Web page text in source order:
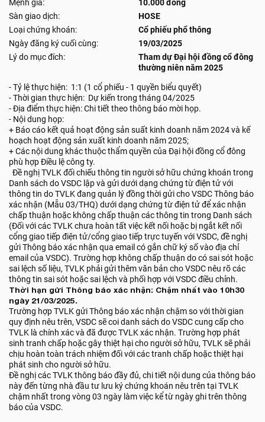
Mệnh giá:
10.000 đồng
Sàn giao dịch:
HOSE
Loại chứng khoán:
Cổ phiếu phổ thông
Ngày đăng ký cuối cùng:
19/03/2025
Lý do mục đích:
Tham dự Đại hội đồng cổ đông
thường niên năm 2025
- Tỷ lệ thực hiện: 1:1 (1 cổ phiếu - 1 quyền biểu quyết)
- Thời gian thực hiện: Dự kiến trong tháng 04/2025
- Địa điểm thực hiện: Chi tiết theo thông báo mời họp.
- Nội dung họp:
+ Báo cáo kết quả hoạt động sản suất kinh doanh năm 2024 và kế
hoạch hoạt động sản xuất kinh doanh năm 2025;
+ Các nội dung khác thuộc thẩm quyền của Đại hội đồng cổ đông
phù hợp Điều lệ công ty.
Đề nghị TVLK đối chiếu thông tin người sở hữu chứng khoán trong
Danh sách do VSDC lập và gửi dưới dạng chứng từ điện tử với
thông tin do TVLK đang quản lý đồng thời gửi cho VSDC Thông báo
xác nhận (Mẫu 03/THQ) dưới dạng chứng từ điện tử để xác nhận
chấp thuận hoặc không chấp thuận các thông tin trong Danh sách
(Đối với các TVLK chưa hoàn tất việc kết nối hoặc bị ngắt kết nối
cổng giao tiếp điện tử/cổng giao tiếp trực tuyến với VSDC, đề nghị
gửi Thông báo xác nhận qua email có gắn chữ ký số vào địa chỉ
email của VSDC). Trường hợp không chấp thuận do có sai sót hoặc
sai lệch số liệu, TVLK phải gửi thêm văn bản cho VSDC nêu rõ các
thông tin sai sót hoặc sai lệch và phối hợp với VSDC điều chỉnh.
Thời hạn gửi Thông báo xác nhận: Chậm nhất vào 10h30
ngày 21/03/2025.
Trường hợp TVLK gửi Thông báo xác nhận chậm so với thời gian
quy định nêu trên, VSDC sẽ coi danh sách do VSDC cung cấp cho
TVLK là chính xác và đã được TVLK xác nhận. Trường hợp phát
sinh tranh chấp hoặc gây thiệt hại cho người sở hữu, TVLK sẽ phải
chịu hoàn toàn trách nhiệm đối với các tranh chấp hoặc thiệt hại
phát sinh cho người sở hữu.
Đề nghị các TVLK thông báo đầy đủ, chi tiết nội dung của thông báo
này đến từng nhà đầu tư lưu ký chứng khoán nêu trên tại TVLK
chậm nhất trong vòng 03 ngày làm việc kể từ ngày ghi trên thông
báo của VSDC.